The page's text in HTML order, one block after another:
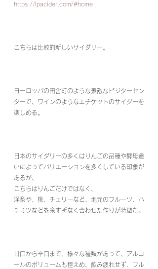
https://lpacider.com/#home
こちらは比較的新しいサイダリー。
ヨーロッパの田舎町のような素敵なビジターセン
ターで、ワインのようなエチケットのサイダーを
楽しめる。
日本のサイダリーの多くはりんごの品種や酵母違
いによってバリエーションを多くしている印象が
あるが、
こちらはりんごだけではなく、
洋梨や、桃、チェリーなど、地元のフルーツ、ハ
チミツなどを余す所なく合わせた作りが特徴だ。
甘口から辛口まで、様々な種類があって、アルコ
ールのボリュームも控えめ、飲み疲れせず、フル